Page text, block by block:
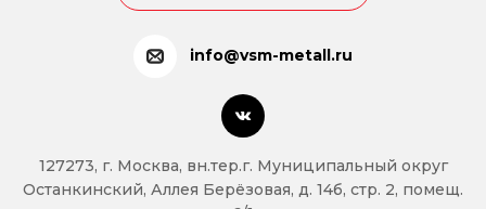
info@vsm-metall.ru
127273, г. Москва, вн.тер.г. Муниципальный округ
Останкинский, Аллея Берёзовая, д. 14б, стр. 2, помещ.